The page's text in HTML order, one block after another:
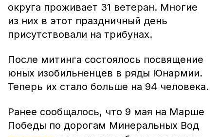
округа проживает 31 ветеран. Многие
из них в этот праздничный день
присутствовали на трибунах.
После митинга состоялось посвящение
юных изобильненцев в ряды Юнармии.
Теперь их стало больше на 94 человека.
Ранее сообщалось, что 9 мая на Марше
Победы по дорогам Минеральных Вод